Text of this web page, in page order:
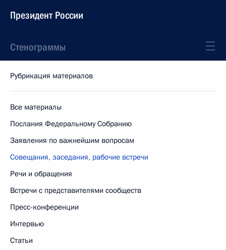
Президент России
Стенограммы
Рубрикация материалов
Все материалы
Послания Федеральному Собранию
Заявления по важнейшим вопросам
Совещания, заседания, рабочие встречи
Речи и обращения
Встречи с представителями сообществ
Пресс-конференции
Интервью
Статьи